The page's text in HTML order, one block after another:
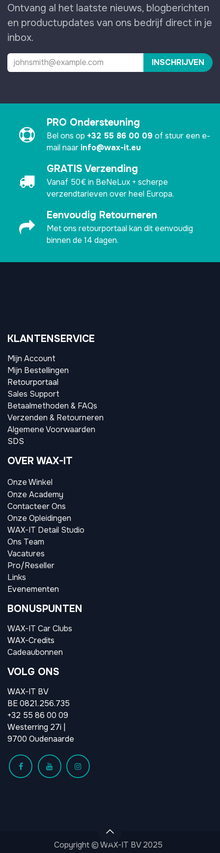
Ontvang al het laatste nieuws, blogberichten
en productupdates van ons bedrijf direct in je
inbox.
INSCHRIJVEN
PRO Ondersteuning
Bel ons op +32 55 86 00 09 of stuur een e-
mail naar info@wax-it.eu
GRATIS Verzending
Vanaf 50€ in BeNeLux + scherpe
verzendtarieven over heel Europa.
Eenvoudig Retourneren
Met ons retourportaal kan dit eenvoudig
binnen de 14 dagen.
KLANTENSERVICE
Mijn Account
Mijn Bestellingen
Retourportaal
Sales Support
Betaalmethoden & FAQs
Verzenden & Retourneren
Algemene Voorwaarden
SDS
OVER WAX-IT
Onze Winkel
Onze Academy
Contacteer Ons
Onze Opleidingen
WAX-IT Detail Studio
Ons Team
Vacatures
Pro/Reseller
Links
Evenementen
BONUSPUNTEN
WAX-IT Car Clubs
WAX-Credits
Cadeaubonnen
VOLG ONS
WAX-IT BV
BE 0821.256.735
+32 55 86 00 09
Westerring 27i |
9700 Oudenaarde
Copyright © WAX-IT BV 2025